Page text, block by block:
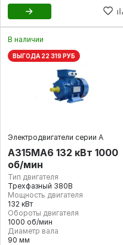
В наличии
ВЫГОДА 22 319 РУБ
Электродвигатели серии А
А315MА6 132 кВт 1000
об/мин
Тип двигателя
Трехфазный 380В
Мощность двигателя
132 кВт
Обороты двигателя
1000 об/мин
Диаметр вала
90 мм